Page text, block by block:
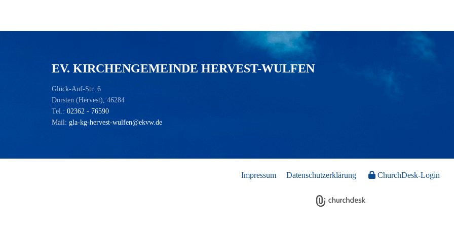
EV. KIRCHENGEMEINDE HERVEST-WULFEN
Glück-Auf-Str. 6
Dorsten (Hervest), 46284
Tel.: 02362 - 76590
Mail: gla-kg-hervest-wulfen@ekvw.de
Impressum Datenschutzerklärung ChurchDesk-Login